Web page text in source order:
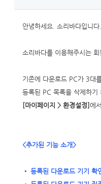
안녕하세요. 소리바다입니다.
소리바다를 이용해주시는
기존에 다운로드 PC가 3대
등록된 PC 목록을 삭제하기
[마이페이지 > 환경설정]에
<추가된 기능 소개>
• 등록된 다운로드 기기 확